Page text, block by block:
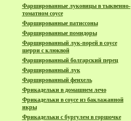
Фаршированные луковицы в тыквенно-
томатном соусе
Фаршированные патиссоны
Фаршированные помидоры
Фаршированный лук-порей в соусе
шерри с клюквой
Фаршированный болгарский перец
Фаршированный лук
Фаршированный фенхель
Фрикадельки в домашнем лечо
Фрикадельки в соусе из баклажанной
икры
Фрикадельки с бургулем в горшочке